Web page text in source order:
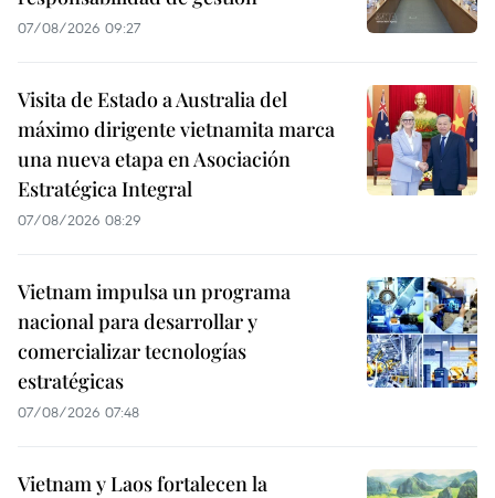
07/08/2026 09:27
Visita de Estado a Australia del
máximo dirigente vietnamita marca
una nueva etapa en Asociación
Estratégica Integral
07/08/2026 08:29
Vietnam impulsa un programa
nacional para desarrollar y
comercializar tecnologías
estratégicas
07/08/2026 07:48
Vietnam y Laos fortalecen la